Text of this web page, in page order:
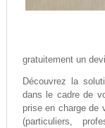
gratuitement un
Découvrez la
dans le cadre de
prise en charge de
(particuliers,